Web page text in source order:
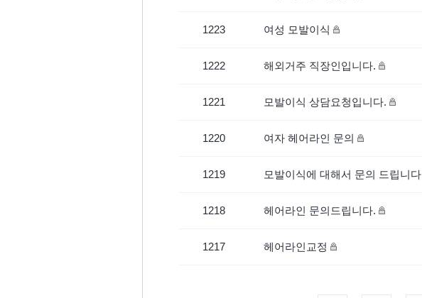
1223 여성 모발이식
1222 해외거주 직장인입니다.
1221 모발이식 상담요청입니다.
1220 여자 헤어라인 문의
1219 모발이식에 대해서 문의 드립니다
1218 헤어라인 문의드립니다.
1217 헤어라인교정